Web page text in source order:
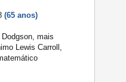
(65 anos)
mais
Lewis Carroll,